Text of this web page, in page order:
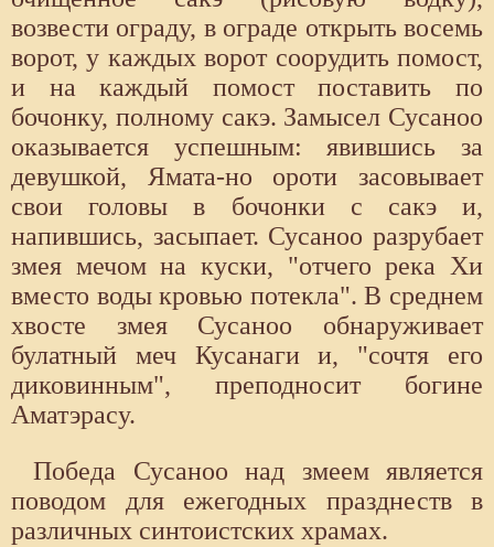
возвести ограду, в ограде открыть восемь
ворот, у каждых ворот соорудить помост,
и на каждый помост поставить по
бочонку, полному сакэ. Замысел Сусаноо
оказывается успешным: явившись за
девушкой, Ямата-но ороти засовывает
свои головы в бочонки с сакэ и,
напившись, засыпает. Сусаноо разрубает
змея мечом на куски, "отчего река Хи
вместо воды кровью потекла". В среднем
хвосте змея Сусаноо обнаруживает
булатный меч Кусанаги и, "сочтя его
диковинным", преподносит богине
Аматэрасу.
Победа Сусаноо над змеем является
поводом для ежегодных празднеств в
различных синтоистских храмах.